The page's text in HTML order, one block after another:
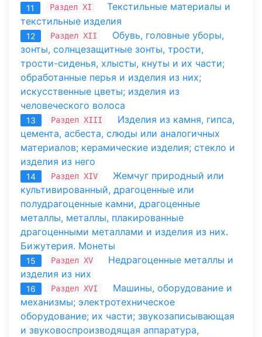
11 Раздел XI
Текстильные материалы и
текстильные изделия
12 Раздел XII
Обувь, головные уборы,
зонты, солнцезащитные зонты, трости,
трости-сиденья, хлысты, кнуты и их части;
обработанные перья и изделия из них;
искусственные цветы; изделия из
человеческого волоса
13 Раздел XIII
Изделия из камня, гипса,
цемента, асбеста, слюды или аналогичных
материалов; керамические изделия; стекло и
изделия из него
14 Раздел XIV
Жемчуг природный или
культивированный, драгоценные или
полудрагоценные камни, драгоценные
металлы, металлы, плакированные
драгоценными металлами и изделия из них.
Бижутерия. Монеты
15 Раздел XV
Недрагоценные металлы и
изделия из них
16 Раздел XVI
Машины, оборудование и
механизмы; электротехническое
оборудование; их части; звукозаписывающая
и звуковоспроизводящая аппаратура,